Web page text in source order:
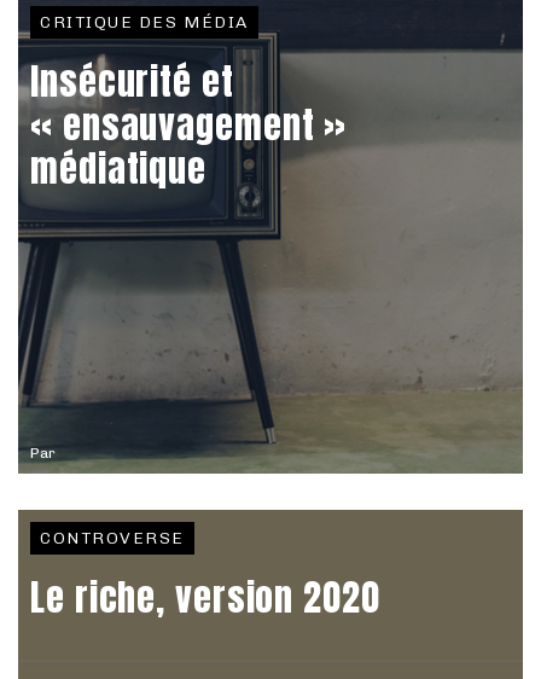
Par
CRITIQUE DES MÉDIA
Insécurité et
« ensauvagement »
médiatique
CONTROVERSE
Le riche, version 2020